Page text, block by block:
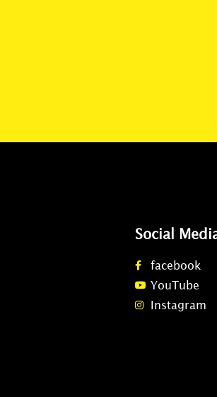
Social
facebook
YouTube
Instagram